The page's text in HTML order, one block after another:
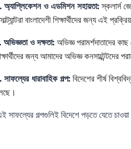
অ্যাপ্লিকেশন ও এডমিশন সহায়তা:স্কলার্স
বাংলাদেশী শিক্ষার্থীদের জন্য এই
অভিজ্ঞতা ও দক্ষতা: অভিজ্ঞ পরামর্শদাতাদের
জন্য আমাদের অভিজ্ঞ কনসাল্টেন্টদের
ধারাবাহিক গল্প: বিদেশের শীর্ষ
সাফল্যের গল্পগুলিই বিদেশে পড়তে যেতে চাওয়া